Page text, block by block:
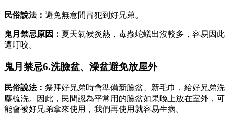
民俗說法： 避免無意間冒犯到好兄弟。
鬼月禁忌原因： 夏天氣候炎熱，毒蟲蛇蟻出沒較多，容易因此
遭叮咬。
鬼月禁忌6.洗臉盆、澡盆避免放屋外
民俗說法： 祭拜好兄弟時會準備新臉盆、新毛巾，給好兄弟洗
塵梳洗。因此，民間認為平常用的臉盆如果晚上放在室外，可
能會被好兄弟拿來使用，我們再使用就容易生病。